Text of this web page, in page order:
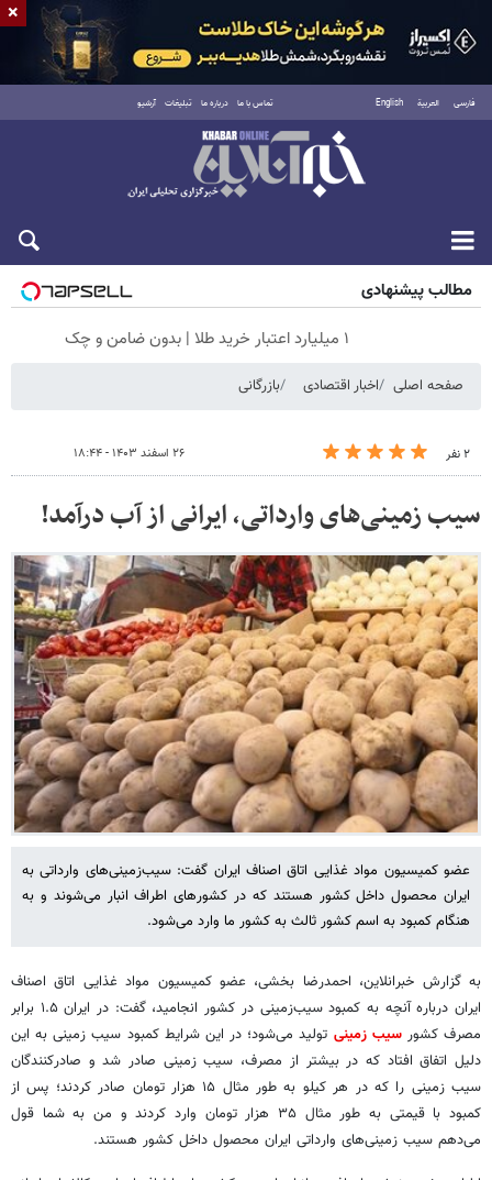
فارسی العربية English تماس با ما درباره ما تبلیغات آرشیو
شنبه ۱۷ مرداد ۱۴۰۵
مطالب پیشنهادی
۱ میلیارد اعتبار خرید طلا | بدون ضامن و چک
صفحه اصلی اخبار اقتصادی بازرگانی
۲ نفر ۲۶ اسفند ۱۴۰۳ - ۱۸:۴۴
سیب زمینی‌های وارداتی، ایرانی از آب درآمد!
عضو کمیسیون مواد غذایی اتاق اصناف ایران گفت: سیب‌زمینی‌های وارداتی به
ایران محصول داخل کشور هستند که در کشورهای اطراف انبار می‌شوند و به
هنگام کمبود به اسم کشور ثالث به کشور ما وارد می‌شود.
به گزارش خبرانلاین، احمدرضا بخشی، عضو کمیسیون مواد غذایی اتاق اصناف
ایران درباره آنچه به کمبود سیب‌زمینی در کشور انجامید، گفت: در ایران ۱.۵ برابر
مصرف کشورسیب زمینی تولید می‌شود؛ در این شرایط کمبود سیب زمینی به این
دلیل اتفاق افتاد که در بیشتر از مصرف، سیب زمینی صادر شد و صادرکنندگان
سیب زمینی را که در هر کیلو به طور مثال ۱۵ هزار تومان صادر کردند؛ پس از
کمبود با قیمتی به طور مثال ۳۵ هزار تومان وارد کردند و من به شما قول
می‌دهم سیب زمینی‌های وارداتی ایران محصول داخل کشور هستند.
×